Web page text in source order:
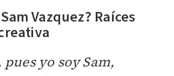
Vazquez? Raíces
pues yo soy Sam,